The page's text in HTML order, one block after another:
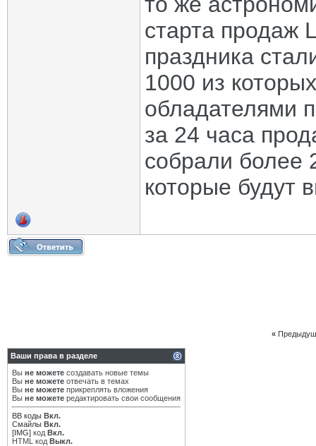
старта продаж
праздника
1000 из
обладателями
за 24 часа
собрали более
которые будут
«
Ваши права в разделе
Вы не можете создавать новые темы
Вы не можете отвечать в темах
Вы не можете прикреплять вложения
Вы не можете редактировать свои сообщения
BB коды Вкл.
Смайлы Вкл.
[IMG] код Вкл.
HTML код Выкл.